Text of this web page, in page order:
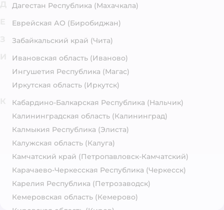
Дагестан Республика (Махачкала)
Еврейская АО (Биробиджан)
Забайкальский край (Чита)
Ивановская область (Иваново)
Ингушетия Республика (Магас)
Иркутская область (Иркутск)
Кабардино-Балкарская Республика (Нальчик)
Калининградская область (Калининград)
Калмыкия Республика (Элиста)
Калужская область (Калуга)
Камчатский край (Петропавловск-Камчатский)
Карачаево-Черкесская Республика (Черкесск)
Карелия Республика (Петрозаводск)
Кемеровская область (Кемерово)